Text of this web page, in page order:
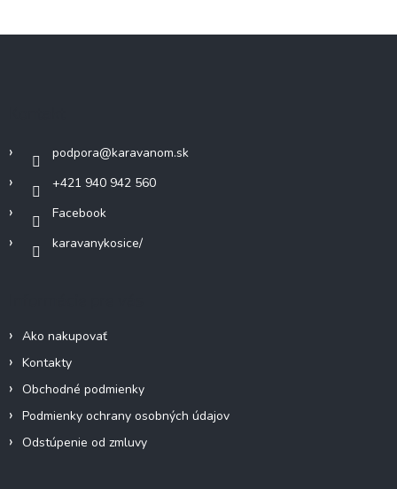
podpora@karavanom.sk
+421 940 942 560
Facebook
karavanykosice/
Ako nakupovať
Kontakty
Obchodné podmienky
Podmienky ochrany osobných údajov
Odstúpenie od zmluvy